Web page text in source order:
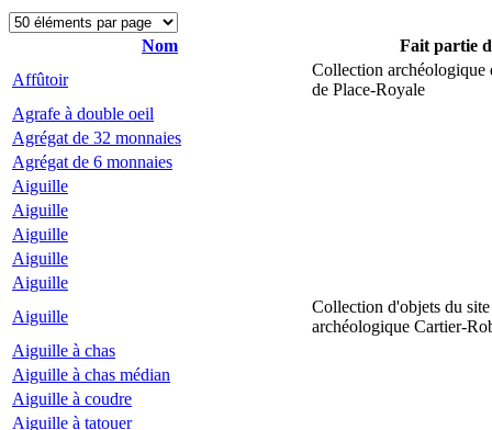
Nom
Fait partie
Affûtoir
Collection archéologique
de Place-Royale
Agrafe à double oeil
Agrégat de 32 monnaies
Agrégat de 6 monnaies
Aiguille
Aiguille
Aiguille
Aiguille
Aiguille
Aiguille
Collection d'objets du site
archéologique Cartier-
Aiguille à chas
Aiguille à chas médian
Aiguille à coudre
Aiguille à tatouer